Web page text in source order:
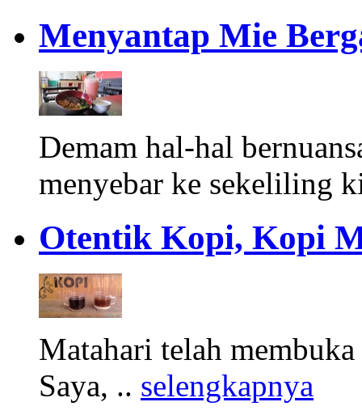
Menyantap Mie
Demam hal-hal
menyebar ke sekeliling
Otentik Kopi, Kopi
Matahari telah
Saya, .. selengkapnya